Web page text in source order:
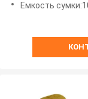
Емкость